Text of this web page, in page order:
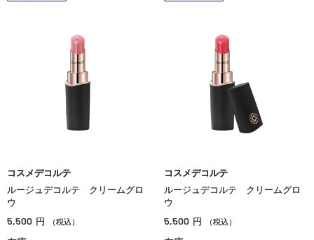
コスメデコルテ
ルージュデコルテ クリームグロ
ウ
5,500 円 （税込）
コスメデコルテ
ルージュデコルテ クリームグロ
ウ
5,500 円 （税込）